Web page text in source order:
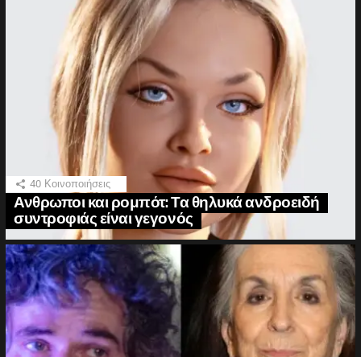
40 Κοινοποιήσεις
Ανθρωποι και ρομπότ: Τα θηλυκά ανδροειδή
συντροφιάς είναι γεγονός